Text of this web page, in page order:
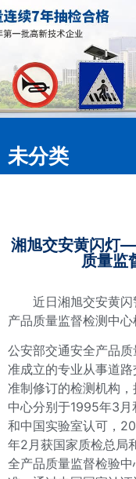
未分类
湘旭交安黄闪灯
质量监
近日湘旭交安黄
产品质量监督检测中
公安部交通安全产品
准成立的专业从事道
准制修订的检测机构，
中心分别于1995年3
和中国实验室认可，
年2月获国家质检总局
全产品质量监督检验中